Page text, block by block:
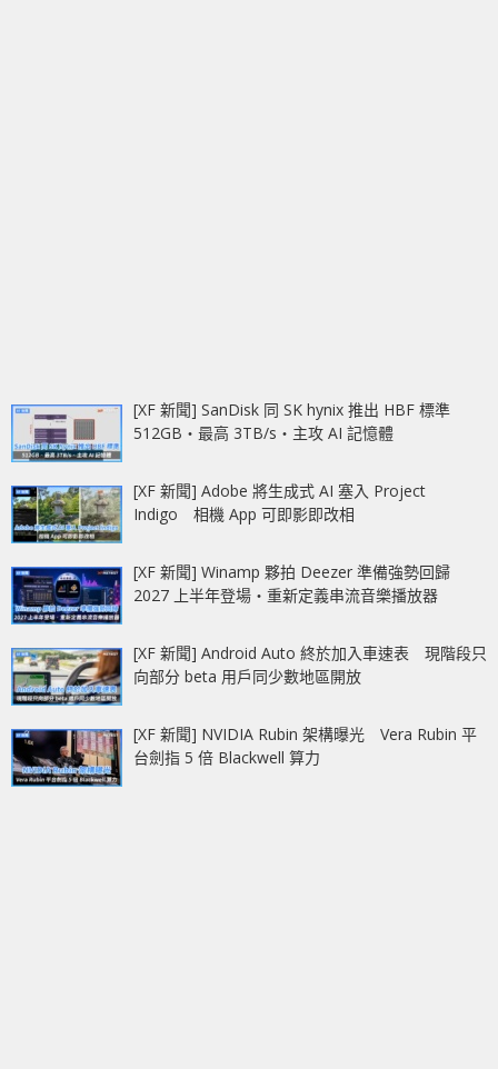
[XF 新聞] SanDisk 同 SK hynix 推出 HBF 標準
512GB‧最高 3TB/s‧主攻 AI 記憶體
[XF 新聞] Adobe 將生成式 AI 塞入 Project
Indigo 相機 App 可即影即改相
[XF 新聞] Winamp 夥拍 Deezer 準備強勢回歸
2027 上半年登場‧重新定義串流音樂播放器
[XF 新聞] Android Auto 終於加入車速表 現階段只
向部分 beta 用戶同少數地區開放
[XF 新聞] NVIDIA Rubin 架構曝光 Vera Rubin 平
台劍指 5 倍 Blackwell 算力